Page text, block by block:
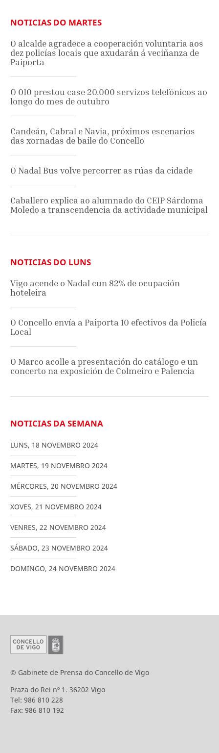
NOTICIAS DO MARTES
O alcalde agradece a cooperación voluntaria aos
dez policías locais que axudarán á veciñanza de
Paiporta
O 010 prestou case 20.000 servizos telefónicos ao
longo do mes de outubro
Candeán, Cabral e Navia, próximos escenarios
das xornadas de baile do Concello
O Nadal Bus volve percorrer as rúas da cidade
Caballero explica ao alumnado do CEIP Sárdoma
Moledo a transcendencia da actividade municipal
NOTICIAS DO LUNS
Vigo acende o Nadal cun 82% de ocupación
hoteleira
O Concello envía a Paiporta 10 efectivos da Policía
Local
O Marco acolle a presentación do catálogo e un
concerto na exposición de Colmeiro e Palencia
NOTICIAS DA SEMANA
LUNS, 18 NOVEMBRO 2024
MARTES, 19 NOVEMBRO 2024
MÉRCORES, 20 NOVEMBRO 2024
XOVES, 21 NOVEMBRO 2024
VENRES, 22 NOVEMBRO 2024
SÁBADO, 23 NOVEMBRO 2024
DOMINGO, 24 NOVEMBRO 2024
© Gabinete de Prensa do Concello de Vigo
Praza do Rei nº 1. 36202 Vigo
Tel: 986 810 228
Fax: 986 810 192